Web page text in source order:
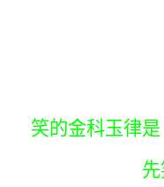
笑的金科玉律
先